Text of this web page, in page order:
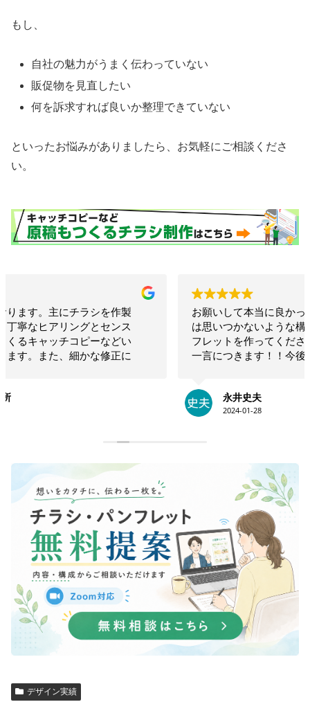
もし、
自社の魅力がうまく伝わっていない
販促物を見直したい
何を訴求すれば良いか整理できていない
といったお悩みがありましたら、お気軽にご相談くださ
い。
お願いして本当に良かった！！相談したらこちらで
は思いつかないような構成でインパクトのあるリー
フレットを作ってくださいました！！素晴らしいの
一言につきます！！今後も何かの時にお願いしたい
デザイン実績